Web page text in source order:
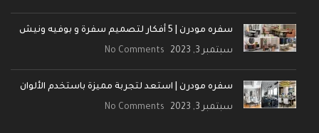
سفره مودرن | 5 أفكار لتصميم سفرة و بوفيه ونيش
سبتمبر 3, 2023 No Comments
سفره مودرن | استعد لتجربة مميزة باستخدم الألوان
سبتمبر 3, 2023 No Comments